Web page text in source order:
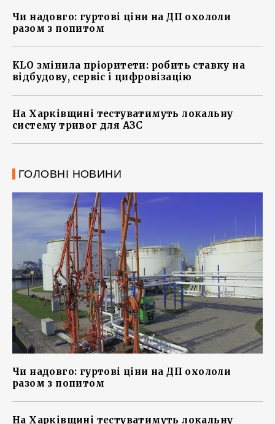
Чи надовго: гуртові ціни на ДП охололи
разом з попитом
KLO змінила пріоритети: робить ставку на
відбудову, сервіс і цифровізацію
На Харківщині тестуватимуть локальну
систему тривог для АЗС
ГОЛОВНІ НОВИНИ
Чи надовго: гуртові ціни на ДП охололи
разом з попитом
На Харківщині тестуватимуть локальну